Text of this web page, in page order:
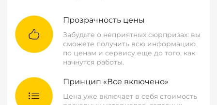
Прозрачность цены
Забудьте о неприятных сюрпризах: вы
сможете получить всю информацию
по ценам и сервису еще до того, как
начнутся работы.
Принцип «Все включено»
Цена уже включает в себя стоимость